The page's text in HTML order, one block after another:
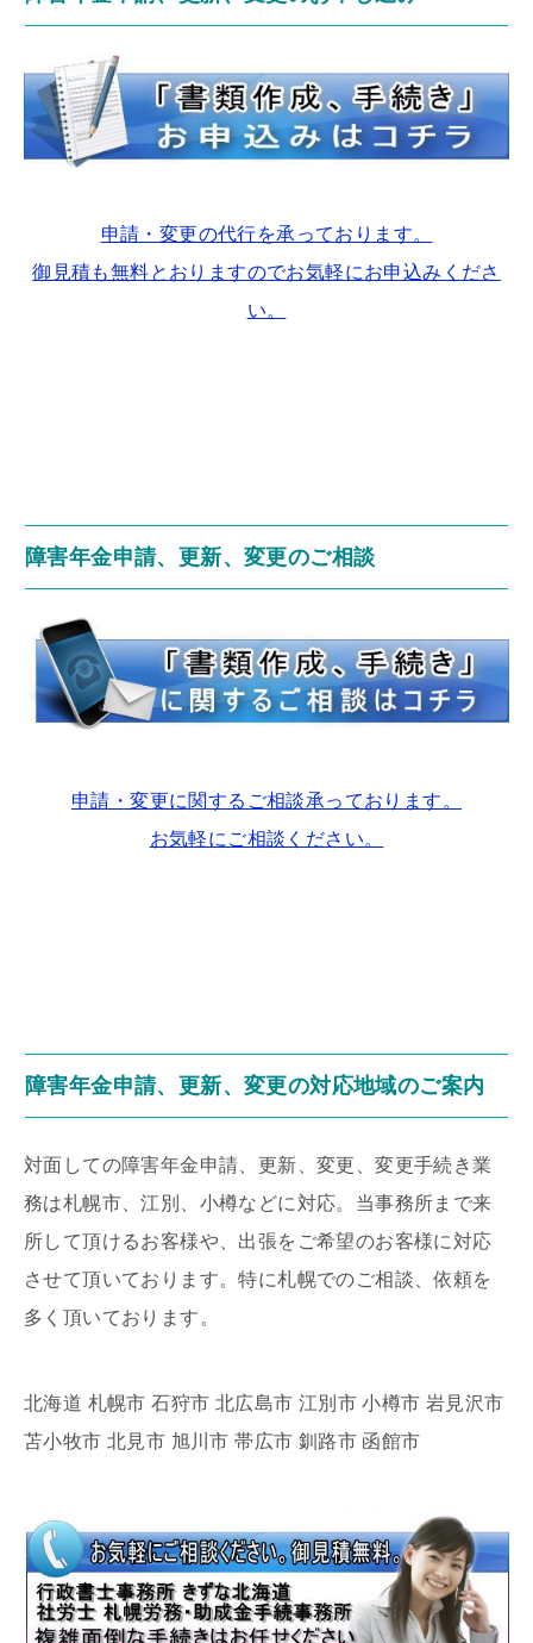
申請・変更の代行を承っております。
御見積も無料とおりますのでお気軽にお申込みくださ
い。
障害年金申請、更新、変更のご相談
申請・変更に関するご相談承っております。
お気軽にご相談ください。
障害年金申請、更新、変更の対応地域のご案内
対面しての障害年金申請、更新、変更、変更手続き業
務は札幌市、江別、小樽などに対応。当事務所まで来
所して頂けるお客様や、出張をご希望のお客様に対応
させて頂いております。特に札幌でのご相談、依頼を
多く頂いております。
北海道 札幌市 石狩市 北広島市 江別市 小樽市 岩見沢市
苫小牧市 北見市 旭川市 帯広市 釧路市 函館市